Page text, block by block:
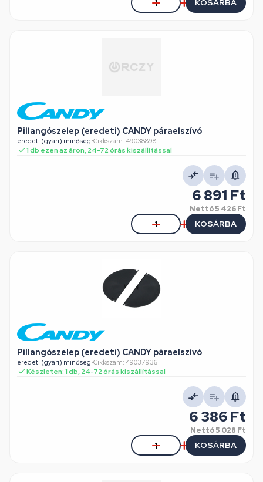
KOSÁRBA
Pillangószelep (eredeti) CANDY páraelszívó
eredeti (gyári) minőség•Cikkszám: 49038898
1 db ezen az áron, 24-72 órás kiszállítással
6 891 Ft
Nettó5 426 Ft
KOSÁRBA
Pillangószelep (eredeti) CANDY páraelszívó
eredeti (gyári) minőség•Cikkszám: 49037936
Készleten: 1 db, 24-72 órás kiszállítással
6 386 Ft
Nettó5 028 Ft
KOSÁRBA